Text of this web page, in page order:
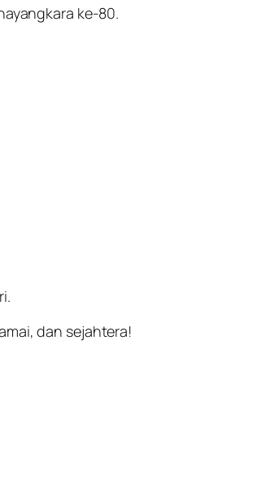
ke-80.
dan sejahtera!